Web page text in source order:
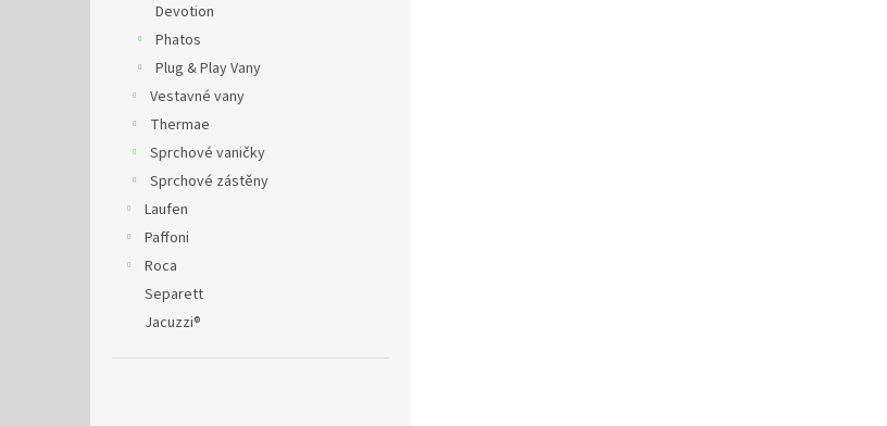
Devotion
Phatos
Plug & Play Vany
Vestavné vany
Thermae
Sprchové vaničky
Sprchové zástěny
Laufen
Paffoni
Roca
Separett
Jacuzzi®